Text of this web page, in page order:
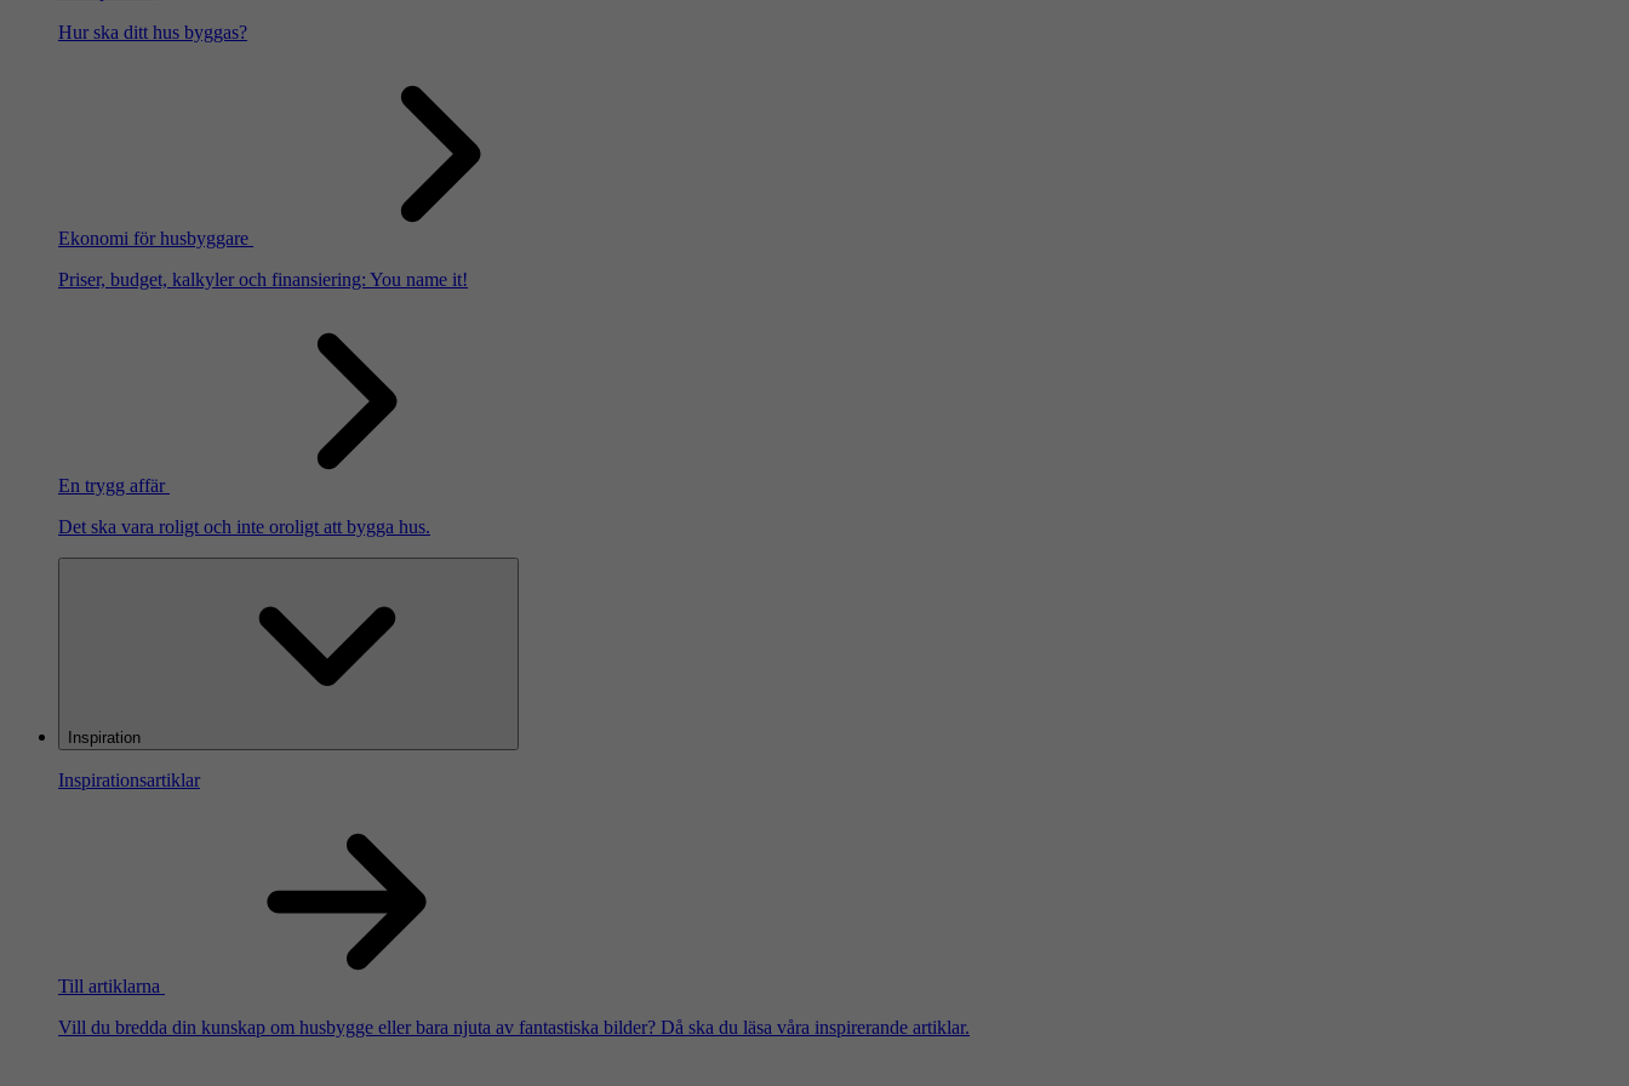
Hur ska ditt hus byggas?
Ekonomi för husbyggare
Priser, budget, kalkyler och finansiering: You name it!
En trygg affär
Det ska vara roligt och inte oroligt att bygga hus.
Inspiration
Inspirationsartiklar
Till artiklarna
Vill du bredda din kunskap om husbygge eller bara njuta av fantastiska bilder? Då ska du läsa våra inspirerande artiklar.